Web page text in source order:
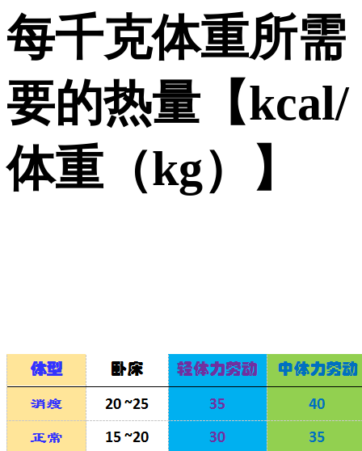
每千克体重所需
要的热量【kcal/
体重（kg）】